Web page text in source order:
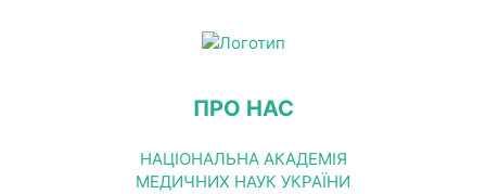
ПРО НАС
НАЦІОНАЛЬНА АКАДЕМІЯ
МЕДИЧНИХ НАУК УКРАЇНИ